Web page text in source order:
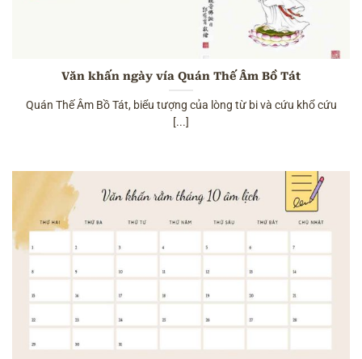
Văn khấn ngày vía Quán Thế Âm Bồ Tát
Quán Thế Âm Bồ Tát, biểu tượng của lòng từ bi và cứu khổ cứu
[...]